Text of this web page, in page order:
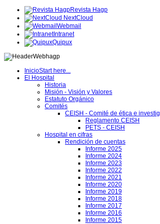
Revista Hagp
NextCloud
Webmail
Intranet
Quipux
InicioStart here...
El Hospital
Historia
Misión - Visión y Valores
Estatuto Orgánico
Comités
CEISH - Comité de ética e
Reglamento CEISH
PETS - CEISH
Hospital en cifras
Rendición de cuentas
Informe 2025
Informe 2024
Informe 2023
Informe 2022
Informe 2021
Informe 2020
Informe 2019
Informe 2018
Informe 2017
Informe 2016
Informe 2015